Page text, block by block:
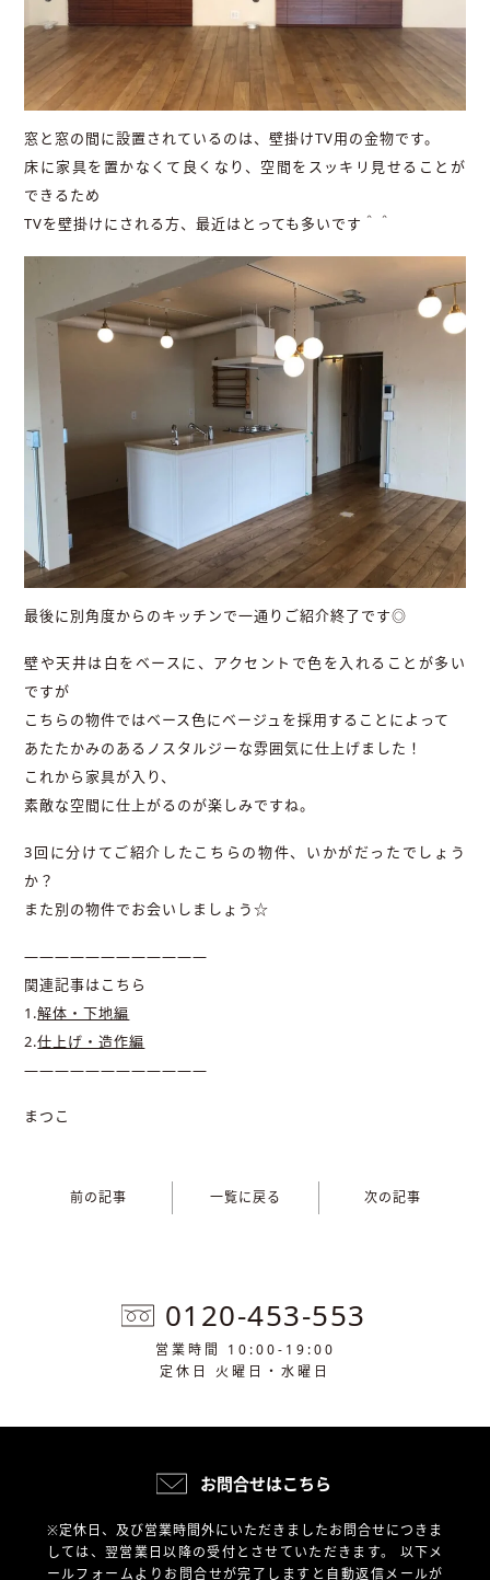
窓と窓の間に設置されているのは、壁掛けTV用の金物です。
床に家具を置かなくて良くなり、空間をスッキリ見せることが
できるため
TVを壁掛けにされる方、最近はとっても多いです＾＾
最後に別角度からのキッチンで一通りご紹介終了です◎
壁や天井は白をベースに、アクセントで色を入れることが多い
ですが
こちらの物件ではベース色にベージュを採用することによって
あたたかみのあるノスタルジーな雰囲気に仕上げました！
これから家具が入り、
素敵な空間に仕上がるのが楽しみですね。
3回に分けてご紹介したこちらの物件、いかがだったでしょう
か？
また別の物件でお会いしましょう☆
————————————
関連記事はこちら
1.解体・下地編
2.仕上げ・造作編
————————————
まつこ
前の記事 一覧に戻る 次の記事
0120-453-553
営業時間 10:00-19:00
定休日 火曜日・水曜日
お問合せはこちら
※定休日、及び営業時間外にいただきましたお問合せにつきま
しては、翌営業日以降の受付とさせていただきます。 以下メ
ールフォームよりお問合せが完了しますと自動返信メールが